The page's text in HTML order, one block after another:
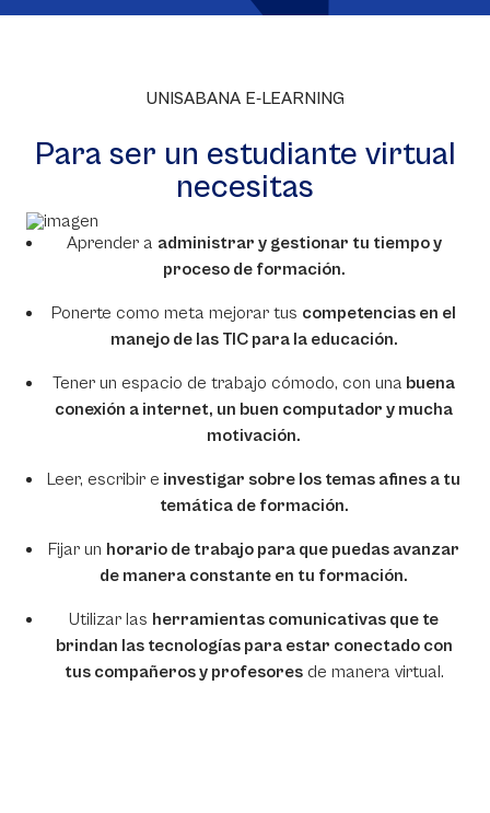
UNISABANA E-LEARNING
Para ser un estudiante virtual
necesitas
Aprender a administrar y gestionar tu tiempo y
proceso de formación.
Ponerte como meta mejorar tus competencias en el
manejo de las TIC para la educación.
Tener un espacio de trabajo cómodo, con una buena
conexión a internet, un buen computador y mucha
motivación.
Leer, escribir e investigar sobre los temas afines a tu
temática de formación.
Fijar un horario de trabajo para que puedas avanzar
de manera constante en tu formación.
Utilizar las herramientas comunicativas que te
brindan las tecnologías para estar conectado con
tus compañeros y profesoresde manera virtual.